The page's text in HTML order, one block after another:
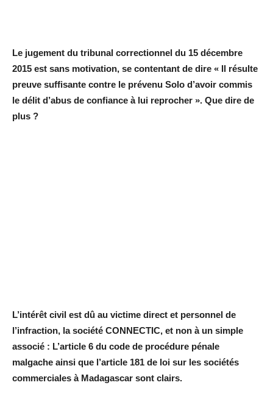
Le jugement du tribunal correctionnel du 15 décembre
2015 est sans motivation, se contentant de dire « Il résulte
preuve suffisante contre le prévenu Solo d’avoir commis
le délit d’abus de confiance à lui reprocher ». Que dire de
plus ?
L’intérêt civil est dû au victime direct et personnel de
l’infraction, la société CONNECTIC, et non à un simple
associé : L’article 6 du code de procédure pénale
malgache ainsi que l’article 181 de loi sur les sociétés
commerciales à Madagascar sont clairs.